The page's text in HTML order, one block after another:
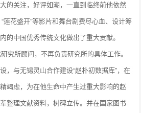
的关注，好评如潮，一直到临终前他依然
“莲花盛开”等影片和舞台剧费尽心血、设计筹
的中国优秀传统文化做出了重大贡献。
究所顾问，不再负责研究所的具体工作。
，与无锡灵山合作建设“赵朴初数据库”，在
竭虑，为在他生命中产生过重大影响的赵
整理文献资料，树碑立传。并在国家图书